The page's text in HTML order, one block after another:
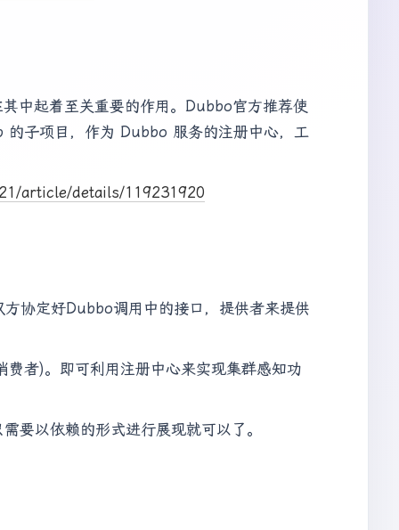
中起着至关重要的作用。Dubbo官方推荐使
子项目，作为 Dubbo 服务的注册中心，工
article/details/119231920
协定好Dubbo调用中的接口，提供者来提供
者)。即可利用注册中心来实现集群感知功
要以依赖的形式进行展现就可以了。